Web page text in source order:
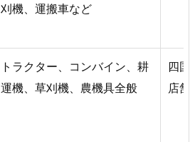
刈機、運搬車など
トラクター、コンバイン、耕
運機、草刈機、農機具全般
四
店